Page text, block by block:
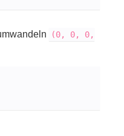
(0, 0, 0,